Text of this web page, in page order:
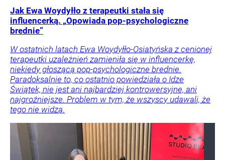
Jak Ewa Woydyłło z terapeutki stała się
influencerką. „Opowiada pop-psychologiczne
brednie”
W ostatnich latach Ewa Woydyłło-Osiatyńska z cenionej
terapeutki uzależnień zamieniła się w influencerkę,
niekiedy głoszącą pop-psychologiczne brednie.
Paradoksalnie to, co ostatnio powiedziała o Idze
Świątek, nie jest ani najbardziej kontrowersyjne, ani
najgroźniejsze. Problem w tym, że wszyscy udawali, że
tego nie widzą.